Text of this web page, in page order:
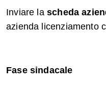
Inviare la scheda
azienda licenziamento
Fase sindacale